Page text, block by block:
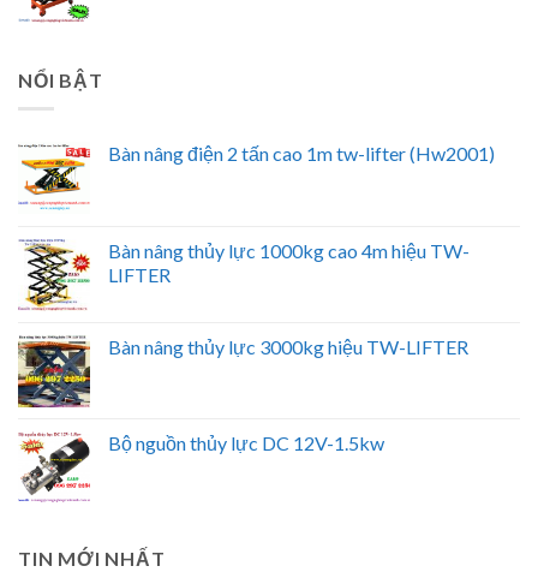
NỔI BẬT
Bàn nâng điện 2 tấn cao 1m tw-lifter (Hw2001)
Bàn nâng thủy lực 1000kg cao 4m hiệu TW-
LIFTER
Bàn nâng thủy lực 3000kg hiệu TW-LIFTER
Bộ nguồn thủy lực DC 12V-1.5kw
TIN MỚI NHẤT